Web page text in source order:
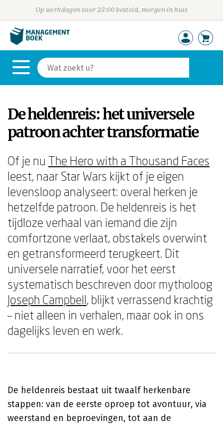
Op werkdagen voor 23:00 besteld, morgen in huis
De heldenreis: het universele
patroon achter transformatie
Of je nu The Hero with a Thousand Faces
leest, naar Star Wars kijkt of je eigen
levensloop analyseert: overal herken je
hetzelfde patroon. De heldenreis is het
tijdloze verhaal van iemand die zijn
comfortzone verlaat, obstakels overwint
en getransformeerd terugkeert. Dit
universele narratief, voor het eerst
systematisch beschreven door mytholoog
Joseph Campbell, blijkt verrassend krachtig
– niet alleen in verhalen, maar ook in ons
dagelijks leven en werk.
De heldenreis bestaat uit twaalf herkenbare
stappen: van de eerste oproep tot avontuur, via
weerstand en beproevingen, tot aan de